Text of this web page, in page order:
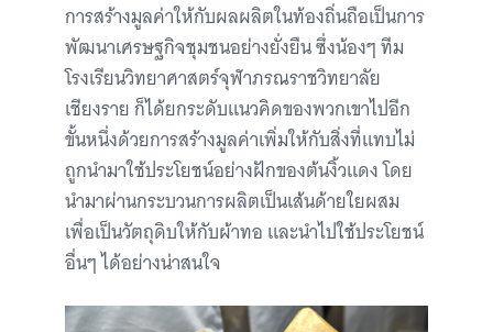
การสร้างมูลค่าให้กับผลผลิตในท้องถิ่นถือเป็นการ
พัฒนาเศรษฐกิจชุมชนอย่างยั่งยืน ซึ่งน้องๆ ทีม
โรงเรียนวิทยาศาสตร์จุฬาภรณราชวิทยาลัย
เชียงราย ก็ได้ยกระดับแนวคิดของพวกเขาไปอีก
ขั้นหนึ่งด้วยการสร้างมูลค่าเพิ่มให้กับสิ่งที่แทบไม่
ถูกนำมาใช้ประโยชน์อย่างฝักของต้นงิ้วแดง โดย
นำมาผ่านกระบวนการผลิตเป็นเส้นด้ายใยผสม
เพื่อเป็นวัตถุดิบให้กับผ้าทอ และนำไปใช้ประโยชน์
อื่นๆ ได้อย่างน่าสนใจ